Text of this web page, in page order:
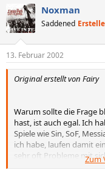
Noxman
Saddened
13. Februar 2002
Original erstellt von Fairy
Warum sollte die Frage
hast, ist auch egal. Ich
Spiele wie Sin, SoF,
ich habe, laufen damit
sehr oft Probleme mitZum